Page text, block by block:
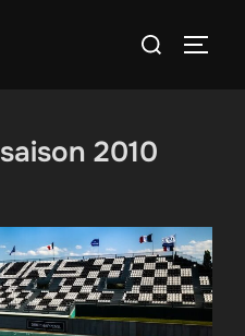
Rechercher :
saison 2010